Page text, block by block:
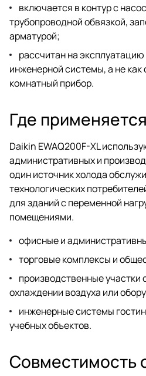
включается в контур с
трубопроводной обвязкой,
арматурой;
рассчитан на
инженерной системы, а не
комнатный прибор.
Где применяется
Daikin EWAQ200F-XL
административных и
один источник холода
технологических
для зданий с переменной
помещениями.
офисные и
торговые комплексы и
производственные участки
охлаждении воздуха или
инженерные системы
учебных объектов.
Совместимость